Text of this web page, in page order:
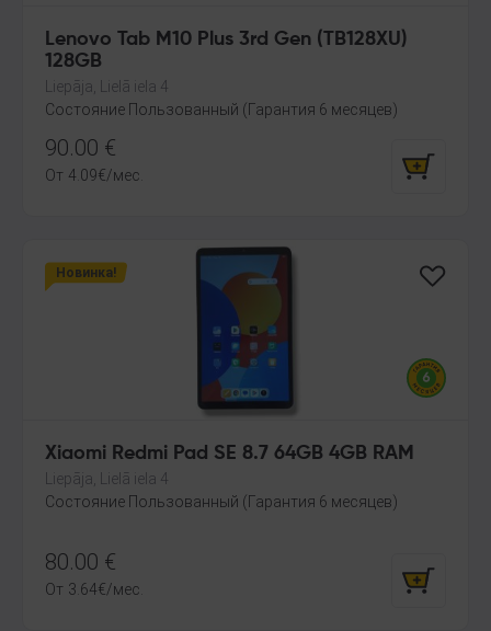
Lenovo Tab M10 Plus 3rd Gen (TB128XU)
128GB
Liepāja, Lielā iela 4
Состояние Пользованный (Гарантия 6 месяцев)
90.00 €
От 4.09€/мес.
Новинка!
Xiaomi Redmi Pad SE 8.7 64GB 4GB RAM
Liepāja, Lielā iela 4
Состояние Пользованный (Гарантия 6 месяцев)
80.00 €
От 3.64€/мес.